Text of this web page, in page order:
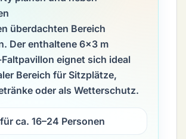
überdachten Bereich
Der enthaltene6×3 m
eignet sich ideal
Bereich für Sitzplätze,
oder als Wetterschutz.
ca. 16–24 Personen